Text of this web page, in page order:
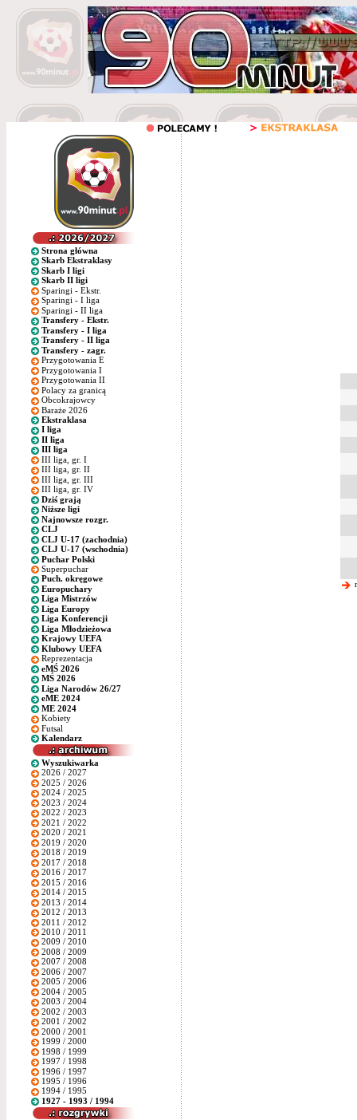
Strona główna
Skarb Ekstraklasy
Skarb I ligi
Skarb II ligi
Sparingi - Ekstr.
Sparingi - I liga
Sparingi - II liga
Transfery - Ekstr.
Transfery - I liga
Transfery - II liga
Transfery - zagr.
Przygotowania E
Przygotowania I
Przygotowania II
Polacy za granicą
Obcokrajowcy
Baraże 2026
Ekstraklasa
I liga
II liga
III liga
III liga, gr. I
III liga, gr. II
III liga, gr. III
III liga, gr. IV
Dziś grają
Niższe ligi
Najnowsze rozgr.
CLJ
CLJ U-17 (zachodnia)
CLJ U-17 (wschodnia)
Puchar Polski
Superpuchar
Puch. okręgowe
Europuchary
Liga Mistrzów
Liga Europy
Liga Konferencji
Liga Młodzieżowa
Krajowy UEFA
Klubowy UEFA
Reprezentacja
eMŚ 2026
MŚ 2026
Liga Narodów 26/27
eME 2024
ME 2024
Kobiety
Futsal
Kalendarz
Wyszukiwarka
2026 / 2027
2025 / 2026
2024 / 2025
2023 / 2024
2022 / 2023
2021 / 2022
2020 / 2021
2019 / 2020
2018 / 2019
2017 / 2018
2016 / 2017
2015 / 2016
2014 / 2015
2013 / 2014
2012 / 2013
2011 / 2012
2010 / 2011
2009 / 2010
2008 / 2009
2007 / 2008
2006 / 2007
2005 / 2006
2004 / 2005
2003 / 2004
2002 / 2003
2001 / 2002
2000 / 2001
1999 / 2000
1998 / 1999
1997 / 1998
1996 / 1997
1995 / 1996
1994 / 1995
1927 - 1993 / 1994